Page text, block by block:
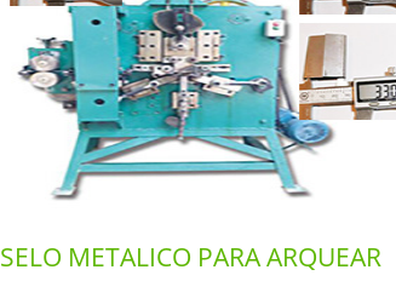
SELO METALICO PARA ARQUEAR